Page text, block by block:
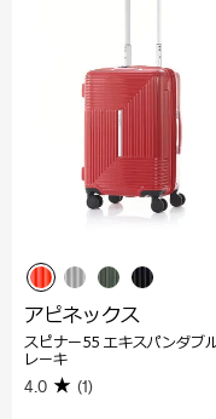
アピネックス
スピナー55 エキスパンダブ
レーキ
4.0 (1)